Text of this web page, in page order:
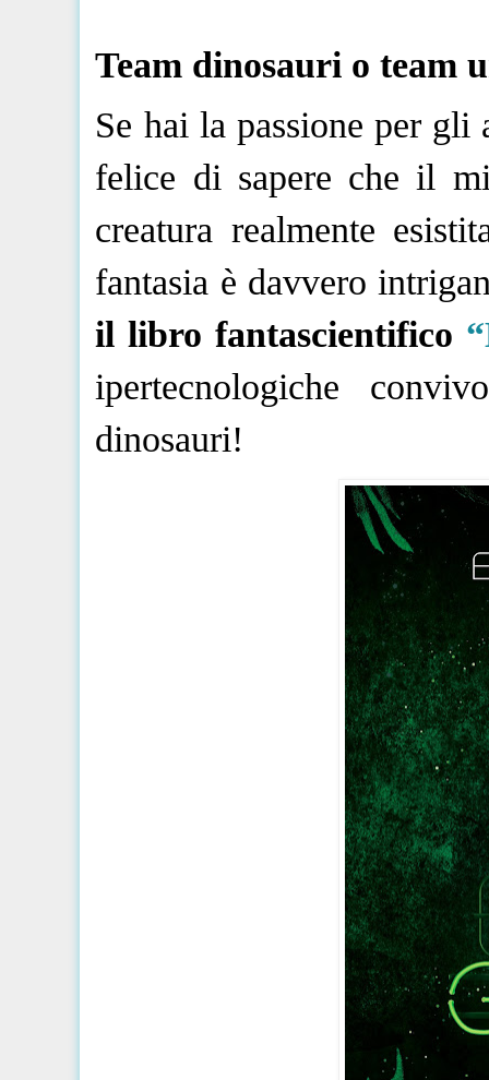
Team dinosauri oteam
Se hai la passione per
felice di sapere che il
creatura realmente
fantasia è davvero
il libro fantascientifico
ipertecnologiche
dinosauri!